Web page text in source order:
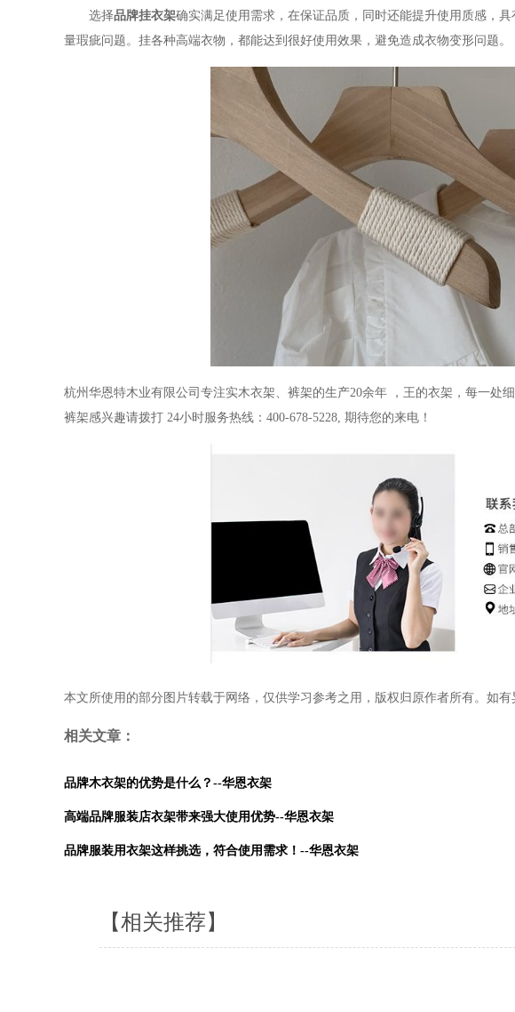
选择品牌挂衣架确实满足使用需求，在保证品质，同时还能提升使用质感，
量瑕疵问题。挂各种高端衣物，都能达到很好使用效果，避免造成衣物变形问题。
杭州华恩特木业有限公司 专注实木衣架、裤架的生产20余年 ， 王的衣架，每一处
裤架感兴趣请拨打 24小时服务热线： 400-678-5228, 期待您的来电！
本文所使用的部分图片转载于网络，仅供学习参考之用，版权归原作者所有。如
相关文章：
品牌木衣架的优势是什么？--华恩衣架
高端品牌服装店衣架带来强大使用优势--华恩衣架
品牌服装用衣架这样挑选，符合使用需求！--华恩衣架
【相关推荐】